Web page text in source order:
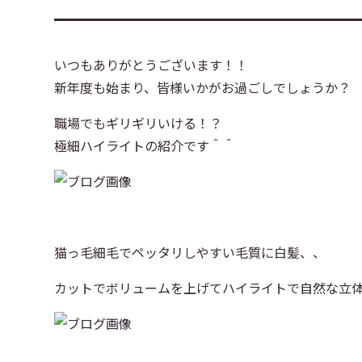
いつもありがとうございます！！
新年度も始まり、皆様いかがお過ごしでしょうか？
職場でもギリギリいける！？
極細ハイライトの紹介です＾＾
猫っ毛細毛でペッタリしやすい毛質に白髪、、
カットでボリュームを上げてハイライトで自然な立